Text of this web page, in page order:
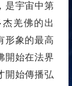
是宇宙中第
羌佛的出
形象的最高
開始在法界
開始傳播弘